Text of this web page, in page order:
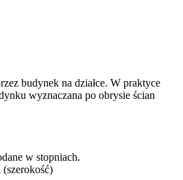
budynek na działce. W praktyce
wyznaczana po obrysie ścian
w stopniach.